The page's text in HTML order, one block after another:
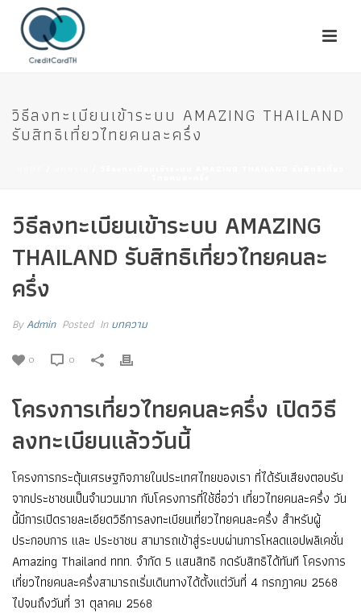
วิธีลงทะเบียนเข้าระบบ AMAZING THAILAND
รับสิทธิเที่ยวไทยคนละครึ่ง
วิธีลงทะเบียนเข้าระบบ AMAZING
THAILAND รับสิทธิเที่ยวไทยคนละ
ครึ่ง
ByAdmin Posted Inบทความ
0 0
โครงการเที่ยวไทยคนละครึ่ง เปิดวิธี
ลงทะเบียนแล้ววันนี้
โครงการกระตุ้นเศรษฐกิจภายในประเทศไทยของเรา ที่ได้รับเสียงตอบรับ
จากประชาชนเป็นจำนวนมาก กับโครงการที่ใช้ชื่อว่า เที่ยวไทยคนละครึ่ง วัน
นี้มีการเปิดรายละเอียดวิธีการลงทะเบียนเที่ยวไทยคนละครึ่ง สำหรับผู้
ประกอบการ และ ประชาชน สามารถเข้าสู่ระบบผ่านการโหลดแอปพลิเคชั่น
Amazing Thailand ททท. จำกัด 5 แสนสิทธิ กดรับสิทธิได้ทันที โครงการ
เที่ยวไทยคนละครึ่งสามารถเริ่มเดินทางได้ตั้งแต่วันที่ 4 กรกฎาคม 2568
ไปจนถึงวันที่ 31 ตุลาคม 2568